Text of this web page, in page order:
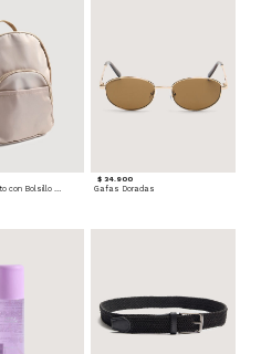
Morral Compacto con Bolsillo Frontal
$ 34.900
Gafas Doradas